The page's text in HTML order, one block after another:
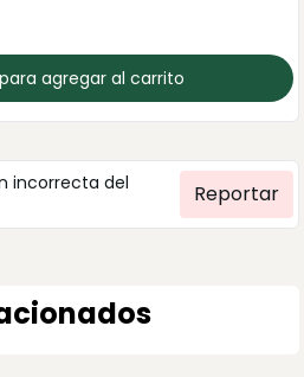
agregar al carrito
incorrecta del
Reportar